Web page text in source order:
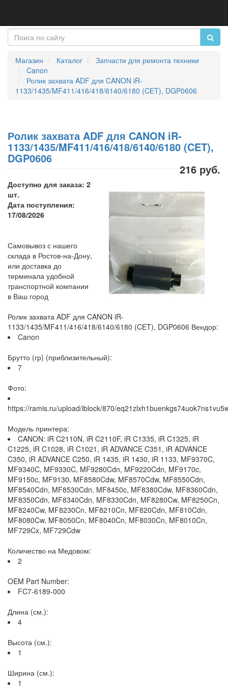
Магазин Каталог
Запчасти для ремонта техники
Canon
Ролик захвата ADF для CANON iR-
1133/1435/MF411/416/418/6140/6180 (CET), DGP0606
Ролик захвата ADF для CANON iR-
1133/1435/MF411/416/418/6140/6180 (CET),
DGP0606
216 руб.
Доступно для заказа: 2
шт.
Дата поступления:
17/08/2026
Самовывоз с нашего
склада в Ростов-на-Дону,
или доставка до
терминала удобной
транспортной компании
в Ваш город
Ролик захвата ADF для CANON iR-
1133/1435/MF411/416/418/6140/6180 (CET), DGP0606 Вендор:
Canon
Брутто (гр) (приблизительный):
7
Фото:
https://ramis.ru/upload/iblock/870/
Модель принтера:
CANON: iR C2110N, iR C2110F, iR C1335, iR C1325, iR
C1225, iR C1028, iR C1021, iR ADVANCE C351, iR ADVANCE
C350, iR ADVANCE C250, iR 1435, iR 1430, iR 1133, MF9370C,
MF9340C, MF9330C, MF9280Cdn, MF9220Cdn, MF9170c,
MF9150c, MF9130, MF8580Cdw, MF8570Cdw, MF8550Cdn,
MF8540Cdn, MF8530Cdn, MF8450c, MF8380Cdw, MF8360Cdn,
MF8350Cdn, MF8340Cdn, MF8330Cdn, MF8280Cw, MF8250Cn,
MF8240Cw, MF8230Cn, MF8210Cn, MF820Cdn, MF810Cdn,
MF8080Cw, MF8050Cn, MF8040Cn, MF8030Cn, MF8010Cn,
MF729Cx, MF729Cdw
Количество на Медовом:
2
OEM Part Number:
FC7-6189-000
Длина (см.):
4
Высота (см.):
1
Ширина (см.):
1